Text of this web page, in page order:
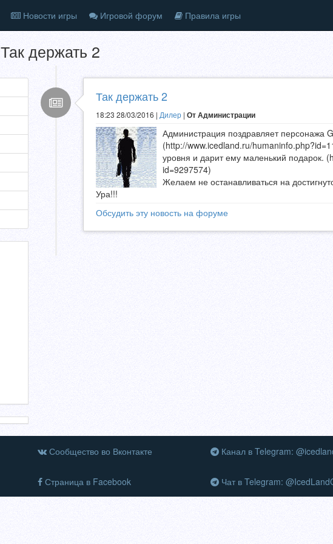
Новости игры Игровой форум Правила игры
Так держать 2
Так держать 2
18:23 28/03/2016 | Дилер | От Администрации
Администрация поздравляет персонажа
(http://www.icedland.ru/
уровня и дарит ему маленький подарок.
id=9297574)
Желаем не останавливаться на
Ура!!!
Обсудить эту новость на форуме
Сообщество во Вконтакте
Страница в Facebook
Канал в Telegram:
Чат в Telegram: